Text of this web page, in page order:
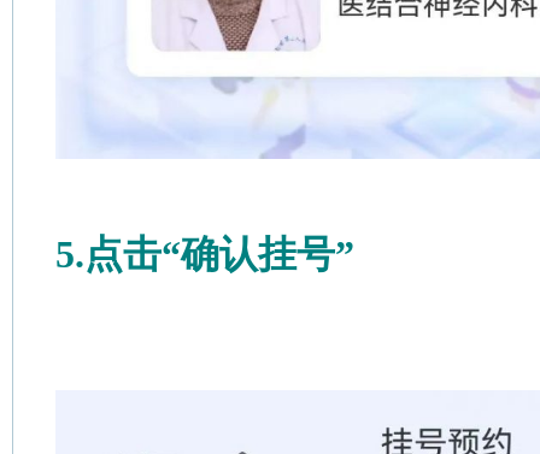
5.点击“确认挂号”